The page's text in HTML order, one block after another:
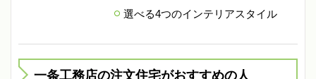
選べる4つのインテリアスタイル
一条工務店の注文住宅がおすすめの人